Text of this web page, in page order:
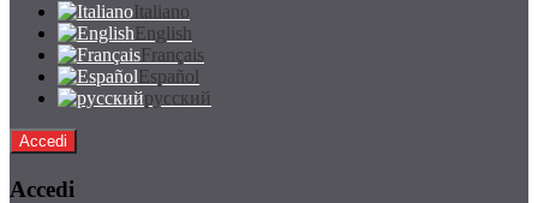
Italiano
English
Français
Español
русский
Accedi
Accedi